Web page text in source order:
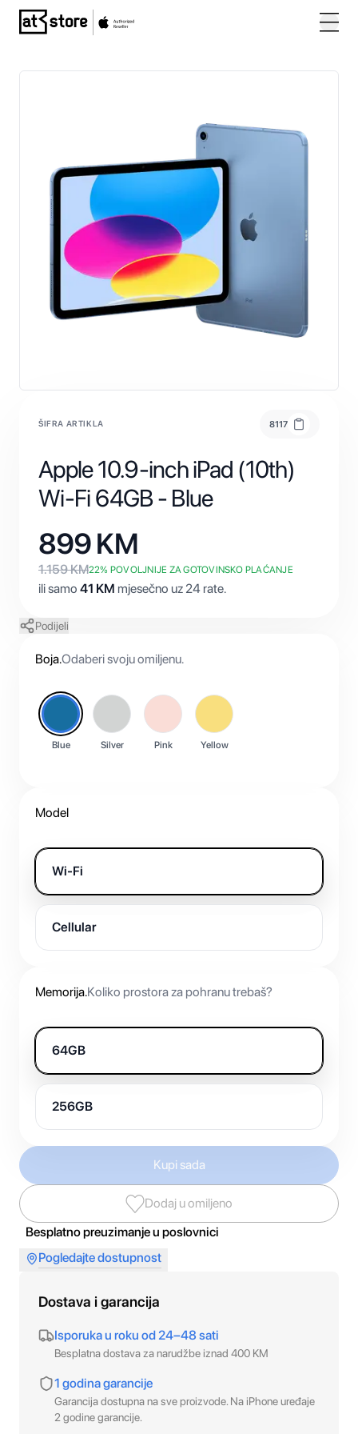
Posjetite početnu stranicu AT Store
ŠIFRA ARTIKLA 8117
Apple 10.9-inch iPad (10th)
Wi-Fi 64GB - Blue
899KM
1.159KM22% POVOLJNIJE ZA GOTOVINSKO PLAĆANJE
ili samo 41 KM mjesečno uz 24 rate.
Podijeli
Boja.Odaberi svoju omiljenu.
Blue Silver Pink Yellow
Model
Wi-Fi
Cellular
Memorija.Koliko prostora za pohranu trebaš?
64GB
256GB
Kupi sada
Dodaj u omiljeno
Besplatno preuzimanje u poslovnici
Pogledajte dostupnost
Dostava i garancija
Isporuka u roku od 24–48 sati
Besplatna dostava za narudžbe iznad 400 KM
1 godina garancije
Garancija dostupna na sve proizvode. Na iPhone uređaje
2 godine garancije.